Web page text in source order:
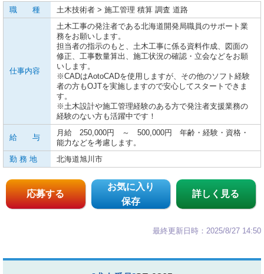
職 種 土木技術者 > 施工管理 積算 調査 道路
仕事内容
土木工事の発注者である北海道開発局職員のサポート業
務をお願いします。
担当者の指示のもと、土木工事に係る資料作成、図面の
修正、工事数量算出、施工状況の確認・立会などをお願
いします。
※CADはAotoCADを使用しますが、その他のソフト経験
者の方もOJTを実施しますので安心してスタートできま
す。
※土木設計や施工管理経験のある方で発注者支援業務の
経験のない方も活躍中です！
給 与
月給 250,000円 ～ 500,000円 年齢・経験・資格・
能力などを考慮します。
勤 務 地
北海道旭川市
応募する
お気に入り
保存
詳しく見る
最終更新日時：2025/8/27 14:50